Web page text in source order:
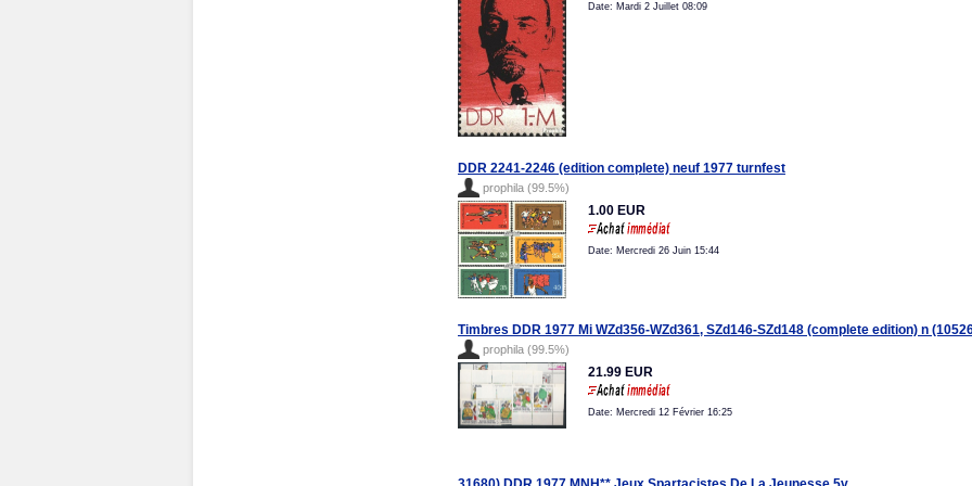
Date: Mardi 2 Juillet 08:09
DDR 2241-2246 (edition complete) neuf 1977 turnfest
prophila (99.5%)
1.00 EUR
Date: Mercredi 26 Juin 15:44
Timbres DDR 1977 Mi WZd356-WZd361, SZd146-SZd148 (complete edition) n
prophila (99.5%)
21.99 EUR
Date: Mercredi 12 Février 16:25